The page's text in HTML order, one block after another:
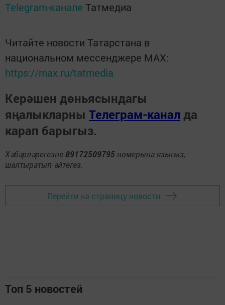
Telegram-канале Татмедиа
Читайте новости Татарстана в
национальном мессенджере MАХ:
https://max.ru/tatmedia
Керәшен дөньясындагы
яңалыкларны Телеграм-канал да
карап барыгыз.
Хәбәрләрегезне 89172509795 номерына языгыз,
шалтыратып әйтегез.
Перейти на страницу новости
Топ 5 новостей